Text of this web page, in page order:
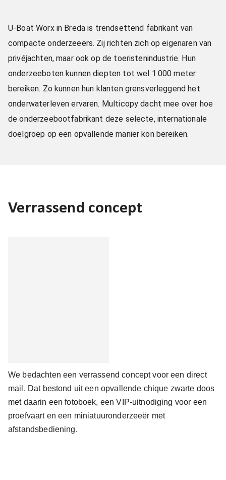
U-Boat Worx in Breda is trendsettend fabrikant van
compacte onderzeeërs. Zij richten zich op eigenaren van
privéjachten, maar ook op de toeristenindustrie. Hun
onderzeeboten kunnen diepten tot wel 1.000 meter
bereiken. Zo kunnen hun klanten grensverleggend het
onderwaterleven ervaren. Multicopy dacht mee over hoe
de onderzeebootfabrikant deze selecte, internationale
doelgroep op een opvallende manier kon bereiken.
Verrassend concept
We bedachten een verrassend concept voor een direct
mail. Dat bestond uit een opvallende chique zwarte doos
met daarin een fotoboek, een VIP-uitnodiging voor een
proefvaart en een miniatuuronderzeeër met
afstandsbediening.